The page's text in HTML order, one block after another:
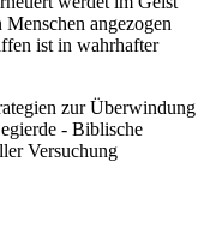
angezogen
ist in wahrhafter
zur Überwindung
- Biblische
Versuchung